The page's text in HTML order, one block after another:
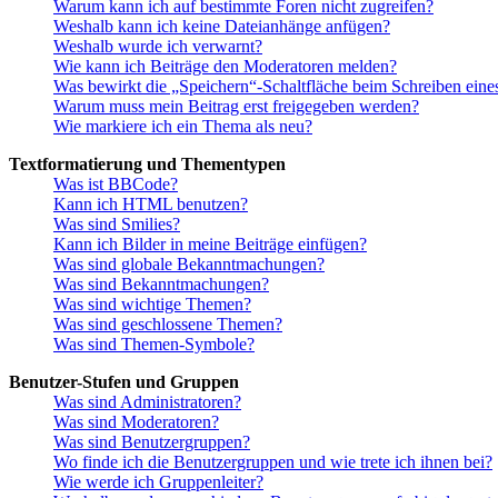
Warum kann ich auf bestimmte Foren nicht zugreifen?
Weshalb kann ich keine Dateianhänge anfügen?
Weshalb wurde ich verwarnt?
Wie kann ich Beiträge den Moderatoren melden?
Was bewirkt die „Speichern“-Schaltfläche beim Schreiben
Warum muss mein Beitrag erst freigegeben werden?
Wie markiere ich ein Thema als neu?
Textformatierung und Thementypen
Was ist BBCode?
Kann ich HTML benutzen?
Was sind Smilies?
Kann ich Bilder in meine Beiträge einfügen?
Was sind globale Bekanntmachungen?
Was sind Bekanntmachungen?
Was sind wichtige Themen?
Was sind geschlossene Themen?
Was sind Themen-Symbole?
Benutzer-Stufen und Gruppen
Was sind Administratoren?
Was sind Moderatoren?
Was sind Benutzergruppen?
Wo finde ich die Benutzergruppen und wie trete ich ihnen bei?
Wie werde ich Gruppenleiter?